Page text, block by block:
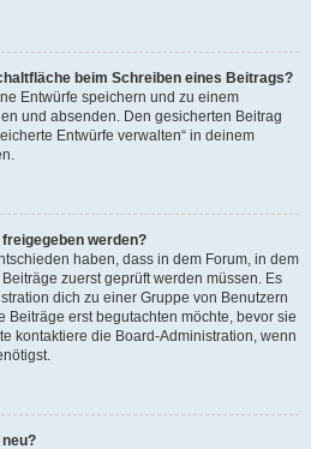
beim Schreiben eines Beitrags?
Entwürfe speichern und zu einem
und absenden. Den gesicherten Beitrag
Entwürfe verwalten“ in deinem
werden?
haben, dass in dem Forum, in dem
zuerst geprüft werden müssen. Es
dich zu einer Gruppe von Benutzern
Beiträge erst begutachten möchte, bevor sie
kontaktiere die Board-Administration, wenn